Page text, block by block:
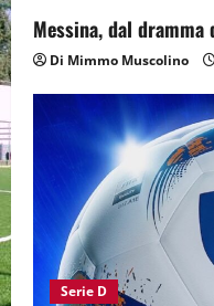
Messina, dal
Di Mimmo Muscolino
Serie D